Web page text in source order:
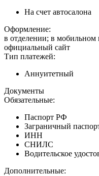
На счет автосалона
Оформление:
в отделении; в мобильном
официальный сайт
Тип платежей:
Аннуитетный
Документы
Обязательные:
Паспорт РФ
Заграничный
ИНН
СНИЛС
Водительское
Дополнительные: